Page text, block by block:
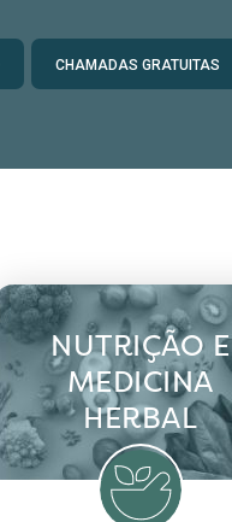
CHAMADAS GRATUITAS
NUTRIÇÃO E
MEDICINA
HERBAL